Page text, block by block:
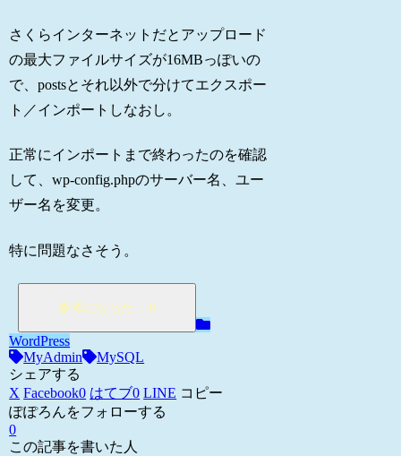
さくらインターネットだとアップロード
の最大ファイルサイズが16MBっぽいの
で、postsとそれ以外で分けてエクスポー
ト／インポートしなおし。
正常にインポートまで終わったのを確認
して、wp-config.phpのサーバー名、ユー
ザー名を変更。
特に問題なさそう。
WordPress
MyAdmin
MySQL
シェアする
X Facebook0 はてブ0 LINE コピー
ぽぽろんをフォローする
0
この記事を書いた人